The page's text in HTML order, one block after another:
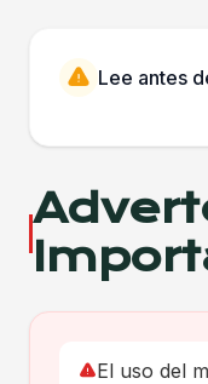
Lee antes
El uso del